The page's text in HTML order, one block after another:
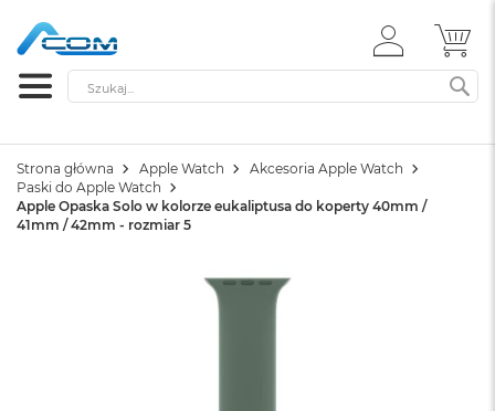
ZALOGUJ
SIĘ
Szukaj
Strona główna Apple Watch
Akcesoria Apple Watch
Paski do Apple Watch
Apple Opaska Solo w kolorze eukaliptusa do koperty 40mm /
41mm / 42mm - rozmiar 5